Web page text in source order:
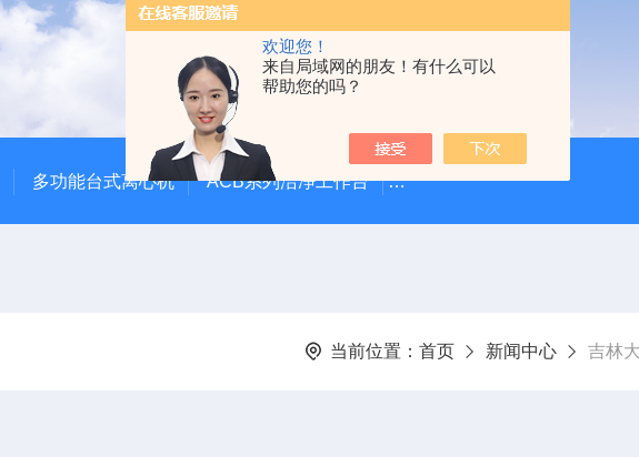
欢迎您！
来自局域网的朋友！有什么可以
帮助您的吗？
多功能台式离心机 ACB系列洁净工作台 LVG-G Airstream第3代垂直流
当前位置： 首页 新闻中心 吉林